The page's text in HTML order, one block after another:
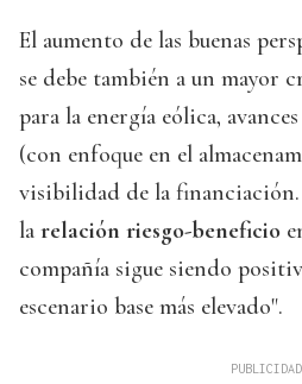
El aumento de las buenas
se debe también a un mayor
para la energía eólica,
(con enfoque en el
visibilidad de la
la relación riesgo-beneficio
compañía sigue siendo
escenario base más elevado".